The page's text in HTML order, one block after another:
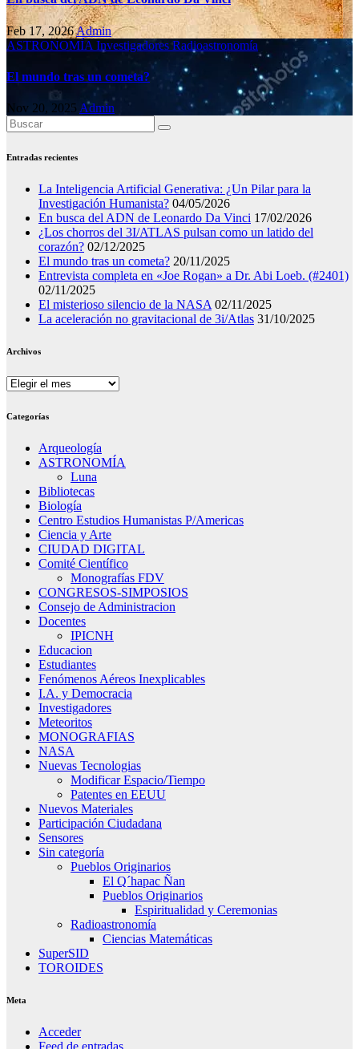
Feb 17, 2026Admin
ASTRONOMÍA Investigadores Radioastronomía
El mundo tras un cometa?
Nov 20, 2025 Admin
Entradas recientes
La Inteligencia Artificial Generativa: ¿Un Pilar para la
Investigación Humanista? 04/05/2026
En busca del ADN de Leonardo Da Vinci 17/02/2026
¿Los chorros del 3I/ATLAS pulsan como un latido del
corazón? 02/12/2025
El mundo tras un cometa? 20/11/2025
Entrevista completa en «Joe Rogan» a Dr. Abi Loeb. (#2401)
02/11/2025
El misterioso silencio de la NASA 02/11/2025
La aceleración no gravitacional de 3i/Atlas 31/10/2025
Archivos
Archivos
Categorías
Arqueología
ASTRONOMÍA
Luna
Bibliotecas
Biología
Centro Estudios Humanistas P/Americas
Ciencia y Arte
CIUDAD DIGITAL
Comité Científico
Monografías FDV
CONGRESOS-SIMPOSIOS
Consejo de Administracion
Docentes
IPICNH
Educacion
Estudiantes
Fenómenos Aéreos Inexplicables
I.A. y Democracia
Investigadores
Meteoritos
MONOGRAFIAS
NASA
Nuevas Tecnologias
Modificar Espacio/Tiempo
Patentes en EEUU
Nuevos Materiales
Participación Ciudadana
Sensores
Sin categoría
Pueblos Originarios
El Q´hapac Ñan
Pueblos Originarios
Espiritualidad y Ceremonias
Radioastronomía
Ciencias Matemáticas
SuperSID
TOROIDES
Meta
Acceder
Feed de entradas